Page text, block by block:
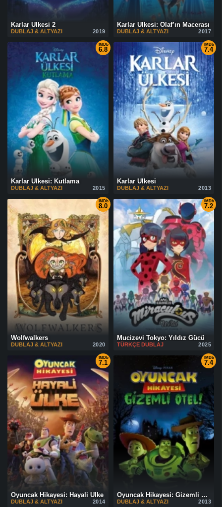
Karlar Ülkesi 2
2019
DUBLAJ & ALTYAZI
Karlar Ülkesi: Olaf’ın Macerası
2017
DUBLAJ & ALTYAZI
IMDb
6.8
Karlar Ülkesi: Kutlama
2015
DUBLAJ & ALTYAZI
IMDb
7.4
Karlar Ülkesi
2013
DUBLAJ & ALTYAZI
IMDb
8.0
Wolfwalkers
2020
DUBLAJ & ALTYAZI
IMDb
7.2
Mucizevi Tokyo: Yıldız Gücü
2025
TÜRKÇE DUBLAJ
IMDb
7.1
Oyuncak Hikayesi: Hayali Ülke
2014
DUBLAJ & ALTYAZI
IMDb
7.4
Oyuncak Hikayesi: Gizemli Otel!
2013
DUBLAJ & ALTYAZI